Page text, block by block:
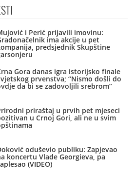
i Perić prijavili imovinu:
ima akcije u pet
predsjednik Skupštine
Gora danas igra istorijsko finale
prvenstva; “Nismo došli do
da bi se zadovoljili srebrom”
priraštaj u prvih pet mjeseci
u Crnoj Gori, ali ne u svim
oduševio publiku: Zapjevao
koncertu Vlade Georgieva, pa
(VIDEO)